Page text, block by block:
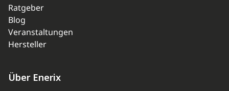
Ratgeber
Blog
Veranstaltungen
Hersteller
Über Enerix